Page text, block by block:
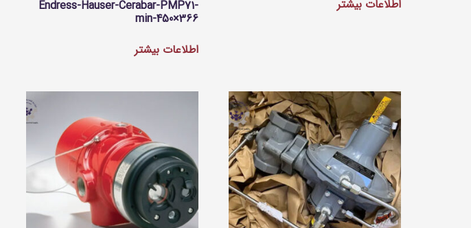
اطلاعات بیشتر
Endress-Hauser-Cerabar-PMP71-
min-450×366
اطلاعات بیشتر